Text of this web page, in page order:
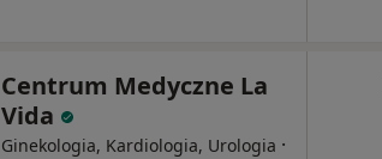
Centrum Medyczne La
Vida
Ginekologia, Kardiologia, Urologia ·